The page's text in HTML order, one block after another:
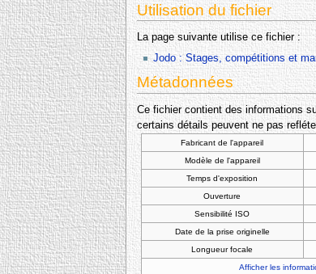
Utilisation du fichier
La page suivante utilise ce fichier :
Jodo : Stages, compétitions et
Métadonnées
Ce fichier contient des informations
certains détails peuvent ne pas
Fabricant de l'appareil
Modèle de l'appareil
Temps d'exposition
Ouverture
Sensibilité ISO
Date de la prise originelle
Longueur focale
Afficher les